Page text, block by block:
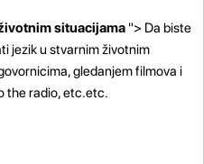
situacijama "> Da biste
jezik u stvarnim životnim
gledanjem filmova i
the radio, etc.etc.